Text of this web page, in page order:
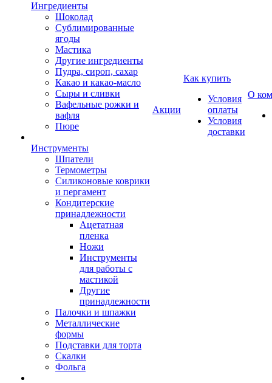
Ингредиенты
Шоколад
Сублимированные
ягоды
Мастика
Другие ингредиенты
Пудра, сироп, сахар
Какао и какао-масло
Сыры и сливки
Вафельные рожки и
вафля
Пюре
Инструменты
Шпатели
Термометры
Силиконовые коврики
и пергамент
Кондитерские
принадлежности
Ацетатная
пленка
Ножи
Инструменты
для работы с
мастикой
Другие
принадлежности
Палочки и шпажки
Металлические
формы
Подставки для торта
Скалки
Фольга
Акции
Как купить
Условия
оплаты
Условия
доставки
О